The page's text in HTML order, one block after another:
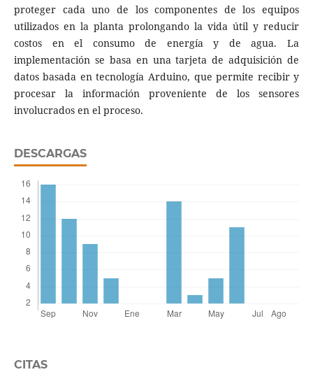
proteger cada uno de los componentes de los equipos
utilizados en la planta prolongando la vida útil y reducir
costos en el consumo de energía y de agua. La
implementación se basa en una tarjeta de adquisición de
datos basada en tecnología Arduino, que permite recibir y
procesar la información proveniente de los sensores
involucrados en el proceso.
DESCARGAS
CITAS